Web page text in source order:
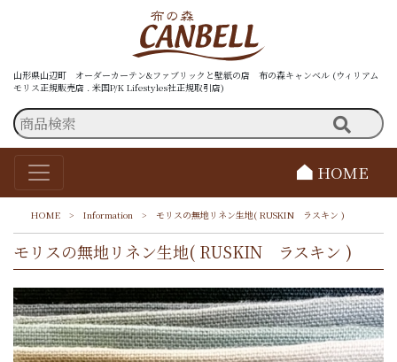
山形県山辺町 オーダーカーテン&ファブリックと壁紙の店 布の森キャンベル (ウィリアム
モリス正規販売店 . 米国P/K Lifestyles社正規取引店)
HOME
HOME > Information > モリスの無地リネン生地( RUSKIN ラスキン )
モリスの無地リネン生地( RUSKIN ラスキン )